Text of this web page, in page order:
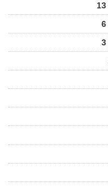
6
3